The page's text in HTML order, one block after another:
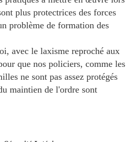
plus protectrices des forces
problème de formation des
avec le laxisme reproché aux
que nos policiers, comme les
ne sont pas assez protégés
maintien de l'ordre sont